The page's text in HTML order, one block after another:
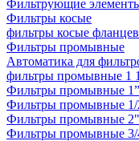
Фильтрующие
Фильтры косые
фильтры косые
Фильтры промывные
Автоматика для
фильтры промывные 1
Фильтры промывные 1”
Фильтры промывные 1/
Фильтры промывные 2"
Фильтры промывные 3/